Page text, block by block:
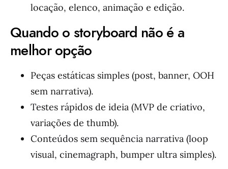
locação, elenco, animação e edição.
Quando o storyboard não é a
melhor opção
Peças estáticas simples (post, banner, OOH
sem narrativa).
Testes rápidos de ideia (MVP de criativo,
variações de thumb).
Conteúdos sem sequência narrativa (loop
visual, cinemagraph, bumper ultra simples).